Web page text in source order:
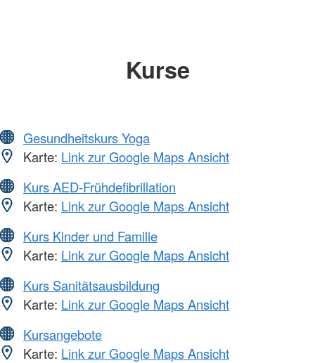
Kurse
Gesundheitskurs Yoga
Karte: Link zur Google Maps Ansicht
Kurs AED-Frühdefibrillation
Karte: Link zur Google Maps Ansicht
Kurs Kinder und Familie
Karte: Link zur Google Maps Ansicht
Kurs Sanitätsausbildung
Karte: Link zur Google Maps Ansicht
Kursangebote
Karte: Link zur Google Maps Ansicht